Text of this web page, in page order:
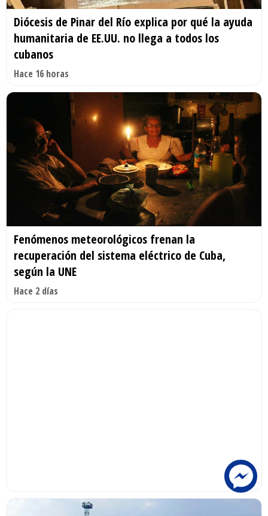
Diócesis de Pinar del Río explica por qué la ayuda
humanitaria de EE.UU. no llega a todos los
cubanos
Hace 16 horas
Fenómenos meteorológicos frenan la
recuperación del sistema eléctrico de Cuba,
según la UNE
Hace 2 días